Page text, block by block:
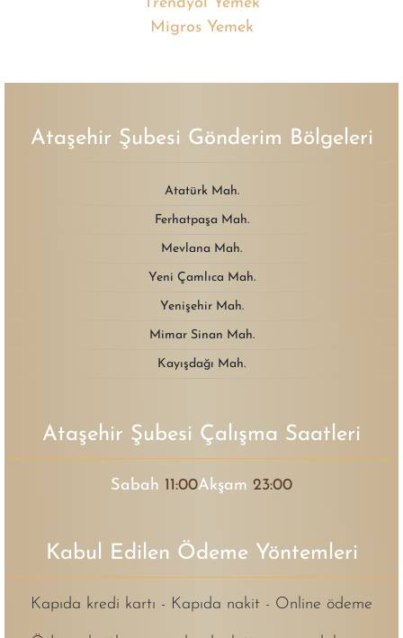
Migros Yemek
Ataşehir Şubesi Gönderim Bölgeleri
Atatürk Mah.
Ferhatpaşa Mah.
Mevlana Mah.
Yeni Çamlıca Mah.
Yenişehir Mah.
Mimar Sinan Mah.
Kayışdağı Mah.
Ataşehir Şubesi Çalışma Saatleri
Sabah 11:00Akşam 23:00
Kabul Edilen Ödeme Yöntemleri
Kapıda kredi kartı - Kapıda nakit - Online ödeme